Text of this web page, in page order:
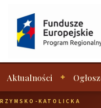
Aktualności
RZYMSKO-KATOLICKA